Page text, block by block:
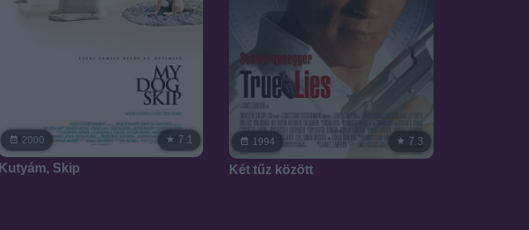
2000 7.1
Kutyám, Skip
1994 7.3
Két tűz között